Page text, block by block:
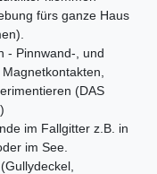
fürs ganze Haus
- Pinnwand-, und
(DAS
im Fallgitter z.B. in
im See.